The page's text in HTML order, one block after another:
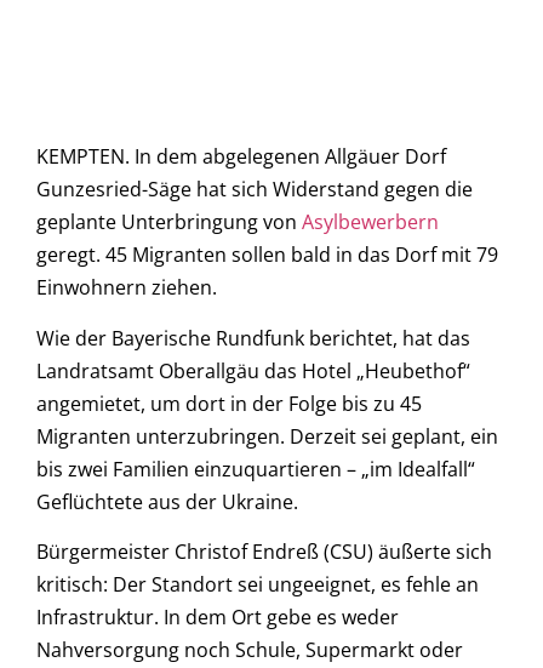
KEMPTEN. In dem abgelegenen Allgäuer Dorf
Gunzesried-Säge hat sich Widerstand gegen die
geplante Unterbringung von Asylbewerbern
geregt. 45 Migranten sollen bald in das Dorf mit 79
Einwohnern ziehen.
Wie der Bayerische Rundfunk berichtet, hat das
Landratsamt Oberallgäu das Hotel „Heubethof“
angemietet, um dort in der Folge bis zu 45
Migranten unterzubringen. Derzeit sei geplant, ein
bis zwei Familien einzuquartieren – „im Idealfall“
Geflüchtete aus der Ukraine.
Bürgermeister Christof Endreß (CSU) äußerte sich
kritisch: Der Standort sei ungeeignet, es fehle an
Infrastruktur. In dem Ort gebe es weder
Nahversorgung noch Schule, Supermarkt oder